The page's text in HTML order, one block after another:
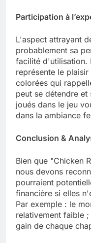
Participation à
L'aspect attrayant
probablement sa
facilité d'utilisation.
représente le
colorées qui
peut se détendre et
joués dans le jeu
dans la ambiance
Conclusion &
Bien que "Chicken
nous devons
pourraient
financière si elles
Par exemple : le
relativement faible
gain de chaque